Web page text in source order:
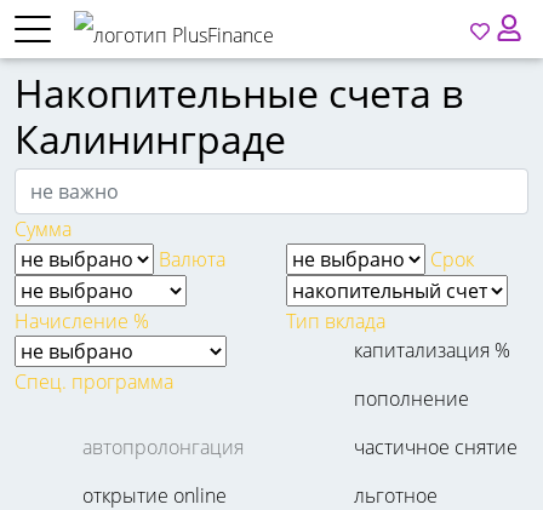
Накопительные счета в
Калининграде
Сумма
Валюта
Срок
Начисление % Тип вклада
Спец. программа
капитализация %
пополнение
автопролонгация
открытие online
частичное снятие
льготное